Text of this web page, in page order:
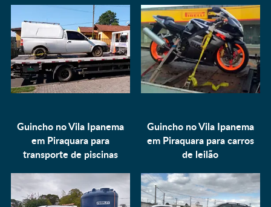
Guincho no Vila Ipanema
em Piraquara para
transporte de piscinas
Guincho no Vila Ipanema
em Piraquara paracarros
de leilão